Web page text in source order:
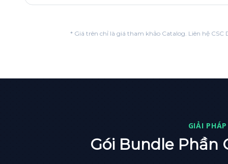
* Giá trên chỉ là giá tham khảo Catalog. Liên hệ
GIẢI
Gói Bundle Phần